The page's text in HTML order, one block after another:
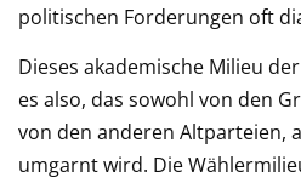
politischen Forderungen oft
Dieses akademische Milieu
es also, das sowohl von den
von den anderen Altparteien,
umgarnt wird. Die